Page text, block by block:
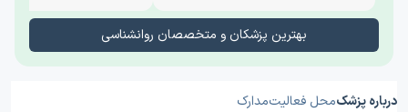
بهترین پزشکان و متخصصان روانشناسی
درباره پزشکمحل فعالیتمدارک